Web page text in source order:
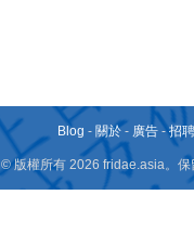
Blog - 關於 - 廣告 -招
© 版權所有 2026 fridae.asia。